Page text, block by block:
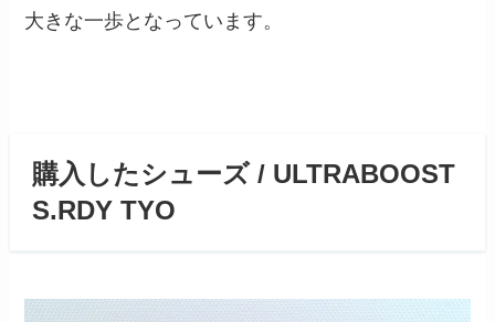
大きな一歩となっています。
購入したシューズ / ULTRABOOST
S.RDY TYO